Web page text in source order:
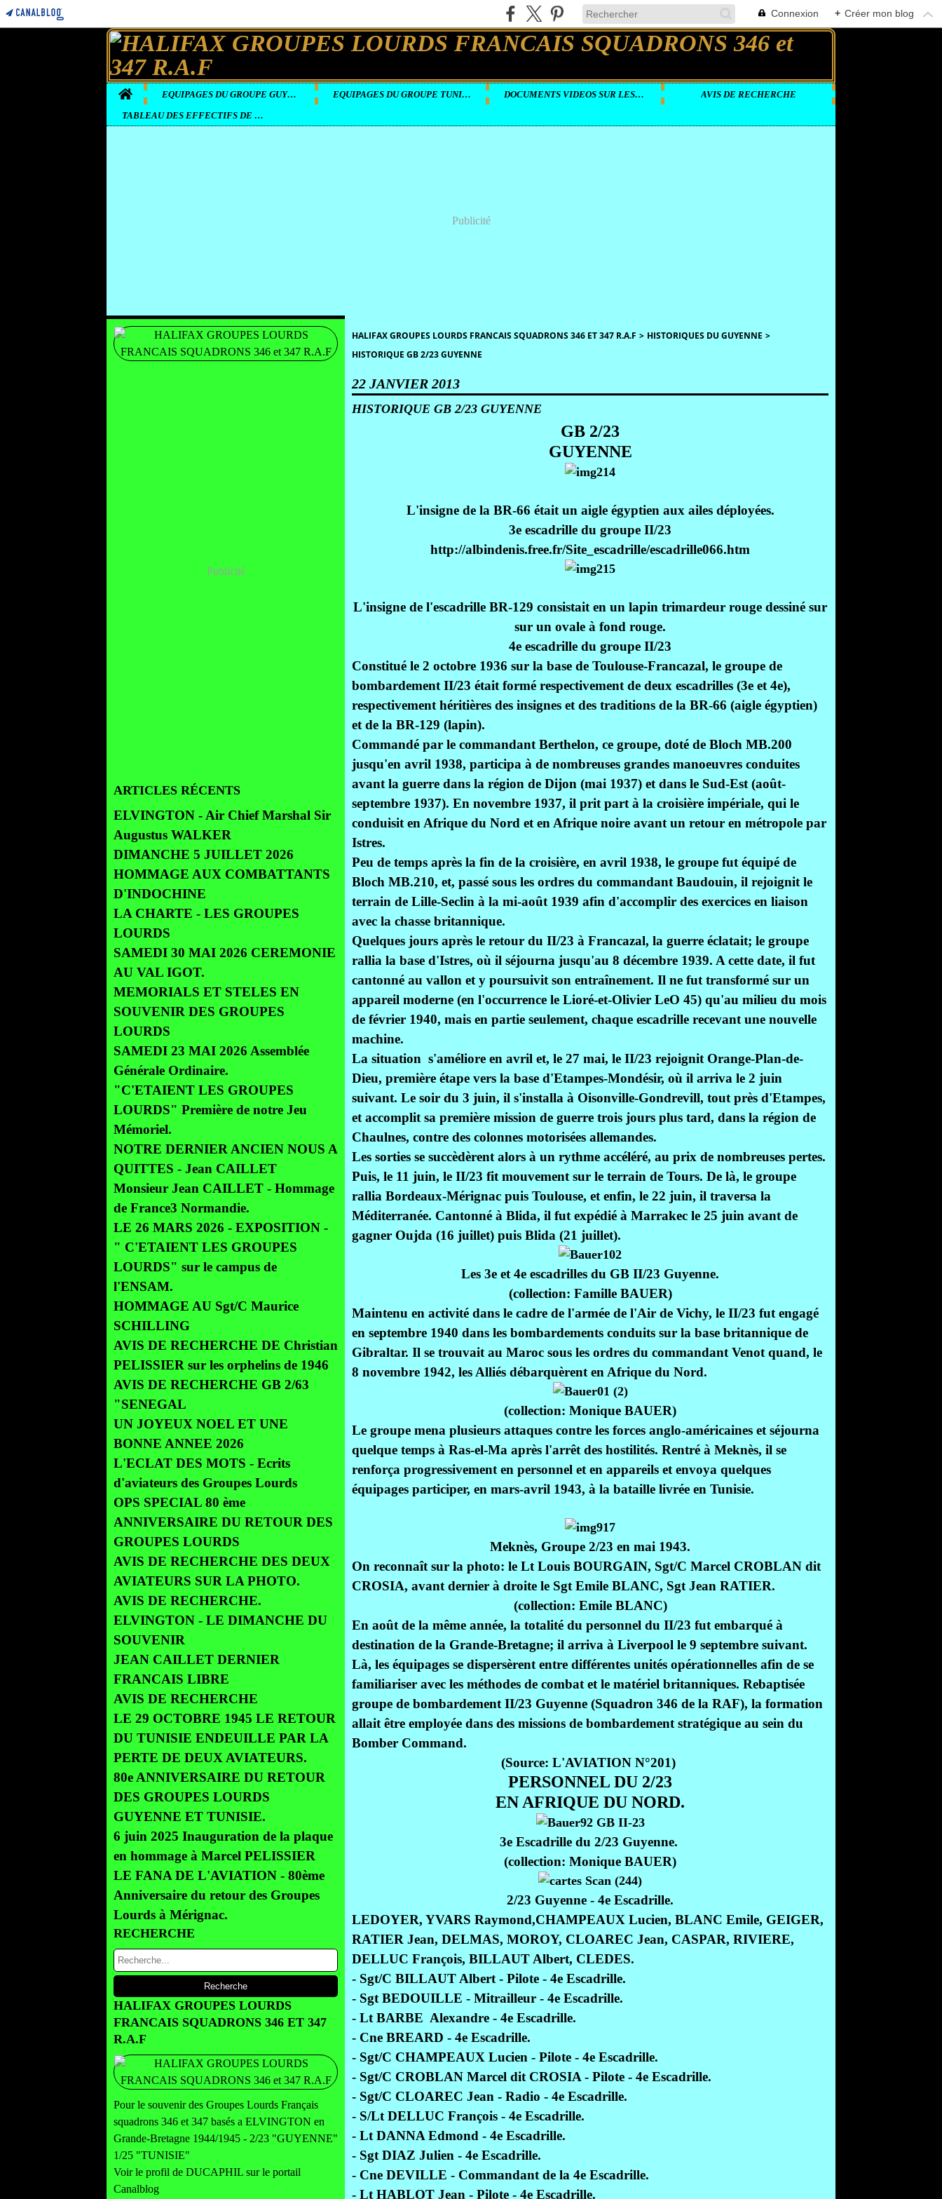
Connexion + Créer mon blog
Home
EQUIPAGES DU GROUPE GUYENNE EQUIPAGES DU GROUPE TUNISIE DOCUMENTS VIDEOS SUR LES GROUPES LOURDS
AVIS DE RECHERCHE
TABLEAU DES EFFECTIFS DE LA BASE D'ELVINGTON
Publicité
Publicité
ARTICLES RÉCENTS
ELVINGTON - Air Chief Marshal Sir
Augustus WALKER
DIMANCHE 5 JUILLET 2026
HOMMAGE AUX COMBATTANTS
D'INDOCHINE
LA CHARTE - LES GROUPES
LOURDS
SAMEDI 30 MAI 2026 CEREMONIE
AU VAL IGOT.
MEMORIALS ET STELES EN
SOUVENIR DES GROUPES
LOURDS
SAMEDI 23 MAI 2026 Assemblée
Générale Ordinaire.
"C'ETAIENT LES GROUPES
LOURDS" Première de notre Jeu
Mémoriel.
NOTRE DERNIER ANCIEN NOUS A
QUITTES - Jean CAILLET
Monsieur Jean CAILLET - Hommage
de France3 Normandie.
LE 26 MARS 2026 - EXPOSITION -
" C'ETAIENT LES GROUPES
LOURDS" sur le campus de
l'ENSAM.
HOMMAGE AU Sgt/C Maurice
SCHILLING
AVIS DE RECHERCHE DE Christian
PELISSIER sur les orphelins de 1946
AVIS DE RECHERCHE GB 2/63
"SENEGAL
UN JOYEUX NOEL ET UNE
BONNE ANNEE 2026
L'ECLAT DES MOTS - Ecrits
d'aviateurs des Groupes Lourds
OPS SPECIAL 80 ème
ANNIVERSAIRE DU RETOUR DES
GROUPES LOURDS
AVIS DE RECHERCHE DES DEUX
AVIATEURS SUR LA PHOTO.
AVIS DE RECHERCHE.
ELVINGTON - LE DIMANCHE DU
SOUVENIR
JEAN CAILLET DERNIER
FRANCAIS LIBRE
AVIS DE RECHERCHE
LE 29 OCTOBRE 1945 LE RETOUR
DU TUNISIE ENDEUILLE PAR LA
PERTE DE DEUX AVIATEURS.
80e ANNIVERSAIRE DU RETOUR
DES GROUPES LOURDS
GUYENNE ET TUNISIE.
6 juin 2025 Inauguration de la plaque
en hommage à Marcel PELISSIER
LE FANA DE L'AVIATION - 80ème
Anniversaire du retour des Groupes
Lourds à Mérignac.
RECHERCHE
HALIFAX GROUPES LOURDS
FRANCAIS SQUADRONS 346 ET 347
R.A.F
Pour le souvenir des Groupes Lourds Français
squadrons 346 et 347 basés a ELVINGTON en
Grande-Bretagne 1944/1945 - 2/23 "GUYENNE"
1/25 "TUNISIE"
Voir le profil de DUCAPHIL sur le portail
Canalblog
HALIFAX GROUPES LOURDS FRANCAIS SQUADRONS 346 ET 347 R.A.F > HISTORIQUES DU GUYENNE >
HISTORIQUE GB 2/23 GUYENNE
22 JANVIER 2013
HISTORIQUE GB 2/23 GUYENNE
GB 2/23
GUYENNE
L'insigne de la BR-66 était un aigle égyptien aux ailes déployées.
3e escadrille du groupe II/23
http://albindenis.free.fr/Site_escadrille/escadrille066.htm
L'insigne de l'escadrille BR-129 consistait en un lapin trimardeur rouge dessiné sur
sur un ovale à fond rouge.
4e escadrille du groupe II/23
Constitué le 2 octobre 1936 sur la base de Toulouse-Francazal, le groupe de
bombardement II/23 était formé respectivement de deux escadrilles (3e et 4e),
respectivement héritières des insignes et des traditions de la BR-66 (aigle égyptien)
et de la BR-129 (lapin).
Commandé par le commandant Berthelon, ce groupe, doté de Bloch MB.200
jusqu'en avril 1938, participa à de nombreuses grandes manoeuvres conduites
avant la guerre dans la région de Dijon (mai 1937) et dans le Sud-Est (août-
septembre 1937). En novembre 1937, il prit part à la croisière impériale, qui le
conduisit en Afrique du Nord et en Afrique noire avant un retour en métropole par
Istres.
Peu de temps après la fin de la croisière, en avril 1938, le groupe fut équipé de
Bloch MB.210, et, passé sous les ordres du commandant Baudouin, il rejoignit le
terrain de Lille-Seclin à la mi-août 1939 afin d'accomplir des exercices en liaison
avec la chasse britannique.
Quelques jours après le retour du II/23 à Francazal, la guerre éclatait; le groupe
rallia la base d'Istres, où il séjourna jusqu'au 8 décembre 1939. A cette date, il fut
cantonné au vallon et y poursuivit son entraînement. Il ne fut transformé sur un
appareil moderne (en l'occurrence le Lioré-et-Olivier LeO 45) qu'au milieu du mois
de février 1940, mais en partie seulement, chaque escadrille recevant une nouvelle
machine.
La situation s'améliore en avril et, le 27 mai, le II/23 rejoignit Orange-Plan-de-
Dieu, première étape vers la base d'Etampes-Mondésir, où il arriva le 2 juin
suivant. Le soir du 3 juin, il s'installa à Oisonville-Gondrevill, tout près d'Etampes,
et accomplit sa première mission de guerre trois jours plus tard, dans la région de
Chaulnes, contre des colonnes motorisées allemandes.
Les sorties se succèdèrent alors à un rythme accéléré, au prix de nombreuses pertes.
Puis, le 11 juin, le II/23 fit mouvement sur le terrain de Tours. De là, le groupe
rallia Bordeaux-Mérignac puis Toulouse, et enfin, le 22 juin, il traversa la
Méditerranée. Cantonné à Blida, il fut expédié à Marrakec le 25 juin avant de
gagner Oujda (16 juillet) puis Blida (21 juillet).
Les 3e et 4e escadrilles du GB II/23 Guyenne.
(collection: Famille BAUER)
Maintenu en activité dans le cadre de l'armée de l'Air de Vichy, le II/23 fut engagé
en septembre 1940 dans les bombardements conduits sur la base britannique de
Gibraltar. Il se trouvait au Maroc sous les ordres du commandant Venot quand, le
8 novembre 1942, les Alliés débarquèrent en Afrique du Nord.
(collection: Monique BAUER)
Le groupe mena plusieurs attaques contre les forces anglo-américaines et séjourna
quelque temps à Ras-el-Ma après l'arrêt des hostilités. Rentré à Meknès, il se
renforça progressivement en personnel et en appareils et envoya quelques
équipages participer, en mars-avril 1943, à la bataille livrée en Tunisie.
Meknès, Groupe 2/23 en mai 1943.
On reconnaît sur la photo: le Lt Louis BOURGAIN, Sgt/C Marcel CROBLAN dit
CROSIA, avant dernier à droite le Sgt Emile BLANC, Sgt Jean RATIER.
(collection: Emile BLANC)
En août de la même année, la totalité du personnel du II/23 fut embarqué à
destination de la Grande-Bretagne; il arriva à Liverpool le 9 septembre suivant.
Là, les équipages se dispersèrent entre différentes unités opérationnelles afin de se
familiariser avec les méthodes de combat et le matériel britanniques. Rebaptisée
groupe de bombardement II/23 Guyenne (Squadron 346 de la RAF), la formation
allait être employée dans des missions de bombardement stratégique au sein du
Bomber Command.
(Source: L'AVIATION N°201)
PERSONNEL DU 2/23
EN AFRIQUE DU NORD.
3e Escadrille du 2/23 Guyenne.
(collection: Monique BAUER)
2/23 Guyenne - 4e Escadrille.
LEDOYER, YVARS Raymond,CHAMPEAUX Lucien, BLANC Emile, GEIGER,
RATIER Jean, DELMAS, MOROY, CLOAREC Jean, CASPAR, RIVIERE,
DELLUC François, BILLAUT Albert, CLEDES.
- Sgt/C BILLAUT Albert - Pilote - 4e Escadrille.
- Sgt BEDOUILLE - Mitrailleur - 4e Escadrille.
- Lt BARBE Alexandre - 4e Escadrille.
- Cne BREARD - 4e Escadrille.
- Sgt/C CHAMPEAUX Lucien - Pilote - 4e Escadrille.
- Sgt/C CROBLAN Marcel dit CROSIA - Pilote - 4e Escadrille.
- Sgt/C CLOAREC Jean - Radio - 4e Escadrille.
- S/Lt DELLUC François - 4e Escadrille.
- Lt DANNA Edmond - 4e Escadrille.
- Sgt DIAZ Julien - 4e Escadrille.
- Cne DEVILLE - Commandant de la 4e Escadrille.
- Lt HABLOT Jean - Pilote - 4e Escadrille.